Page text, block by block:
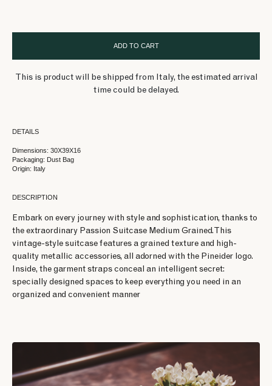
ADD TO CART
This is product will be shipped from Italy, the estimated arrival
time could be delayed.
DETAILS
Dimensions: 30X39X16
Packaging: Dust Bag
Origin: Italy
DESCRIPTION
Embark on every journey with style and sophistication, thanks to
the extraordinary Passion Suitcase Medium Grained. This
vintage-style suitcase features a grained texture and high-
quality metallic accessories, all adorned with the Pineider logo.
Inside, the garment straps conceal an intelligent secret:
specially designed spaces to keep everything you need in an
organized and convenient manner